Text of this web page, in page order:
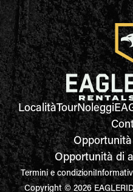
LocalitàTourNoleggi
Opportunità di
Termini e condizioni
Copyright © 2026